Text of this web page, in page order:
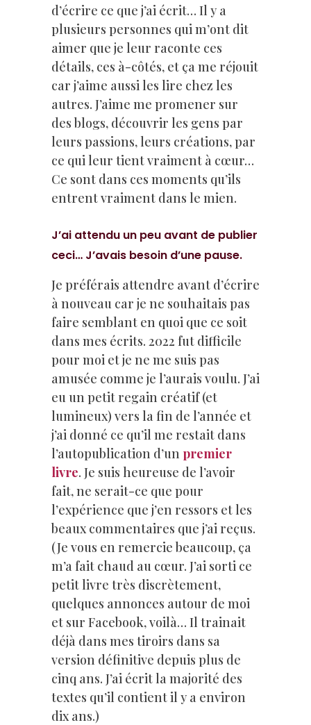
d’écrire ce que j’ai écrit… Il y a
plusieurs personnes qui m’ont dit
aimer que je leur raconte ces
détails, ces à-côtés, et ça me réjouit
car j’aime aussi les lire chez les
autres. J’aime me promener sur
des blogs, découvrir les gens par
leurs passions, leurs créations, par
ce qui leur tient vraiment à cœur…
Ce sont dans ces moments qu’ils
entrent vraiment dans le mien.
J’ai attendu un peu avant de publier
ceci… J’avais besoin d’une pause.
Je préférais attendre avant d’écrire
à nouveau car je ne souhaitais pas
faire semblant en quoi que ce soit
dans mes écrits. 2022 fut difficile
pour moi et je ne me suis pas
amusée comme je l’aurais voulu. J’ai
eu un petit regain créatif (et
lumineux) vers la fin de l’année et
j’ai donné ce qu’il me restait dans
l’autopublication d’un premier
livre. Je suis heureuse de l’avoir
fait, ne serait-ce que pour
l’expérience que j’en ressors et les
beaux commentaires que j’ai reçus.
(Je vous en remercie beaucoup, ça
m’a fait chaud au cœur. J’ai sorti ce
petit livre très discrètement,
quelques annonces autour de moi
et sur Facebook, voilà… Il trainait
déjà dans mes tiroirs dans sa
version définitive depuis plus de
cinq ans. J’ai écrit la majorité des
textes qu’il contient il y a environ
dix ans.)